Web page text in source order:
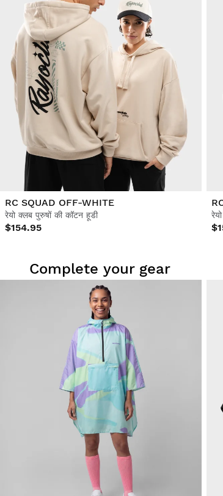
RC SQUAD OFF-WHITE
रेयो क्लब पुरुषों की कॉटन हूडी
$154.95
Complete your gear